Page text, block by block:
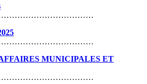
AFFAIRES MUNICIPALES ET